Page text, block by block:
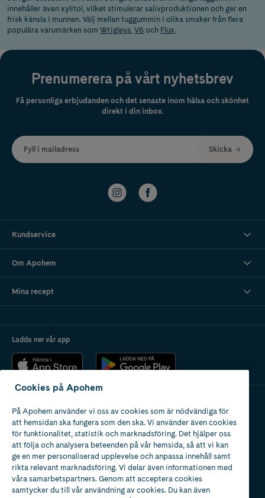
innehåller även xylitol, vilket stimulerar salivproduktionen och ger en
frisk känsla i munnen. Välj mellan tuggummin i olika smaker från flera
populära varumärken som Wrigleys V6 och Flux.
Prenumerera på vårt nyhetsbrev
Få personliga erbjudanden och det senaste inom hälsa och skönhet
direkt i din inbox.
Fyll i mailadress Skicka
Kundservice
Om Apohem
Mina recept
Ladda ner vår app
Apotek med tillstånd
av Läkemedelsverket
Cookies på Apohem
På Apohem använder vi oss av cookies som är nödvändiga för
att hemsidan ska fungera som den ska. Vi använder även cookies
för funktionalitet, statistik och marknadsföring. Det hjälper oss
att följa och analysera beteenden på vår hemsida, så att vi kan
ge en mer personaliserad upplevelse och anpassa innehåll samt
rikta relevant marknadsföring. Vi delar även informationen med
våra samarbetspartners. Genom att acceptera cookies
samtycker du till vår användning av cookies. Du kan även